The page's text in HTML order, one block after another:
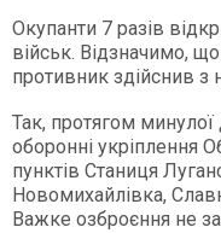
Окупанти 7 разів
військ. Відзначимо,
противник здійснив з
Так, протягом
оборонні укріплення
пунктів Станиця
Новомихайлівка,
Важке озброєння не